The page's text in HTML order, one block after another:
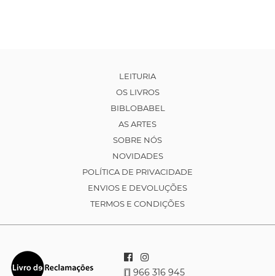
LEITURIA
OS LIVROS
BIBLOBABEL
AS ARTES
SOBRE NÓS
NOVIDADES
POLÍTICA DE PRIVACIDADE
ENVIOS E DEVOLUÇÕES
TERMOS E CONDIÇÕES
966 316 945